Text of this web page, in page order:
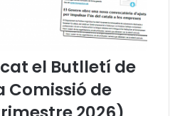
ó
d
el Butlletí de
Comissió de